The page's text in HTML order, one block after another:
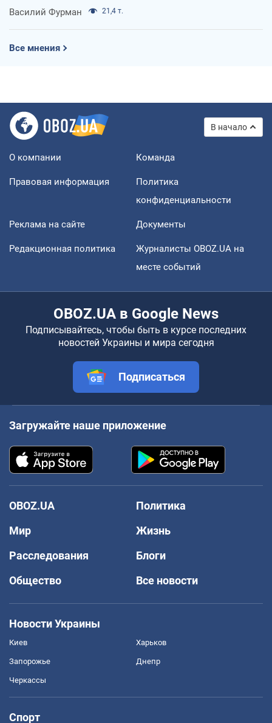
Василий Фурман 21,4 т.
Все мнения
В начало
О компании Команда
Правовая информация
Политика
конфиденциальности
Реклама на сайте Документы
Редакционная политика
Журналисты OBOZ.UA на
месте событий
OBOZ.UA в Google News
Подписывайтесь, чтобы быть в курсе последних
новостей Украины и мира сегодня
Подписаться
Загружайте наше приложение
OBOZ.UA
Политика
Мир
Жизнь
Расследования
Блоги
Общество
Все новости
Новости Украины
Киев Харьков
Запорожье Днепр
Черкассы
Спорт